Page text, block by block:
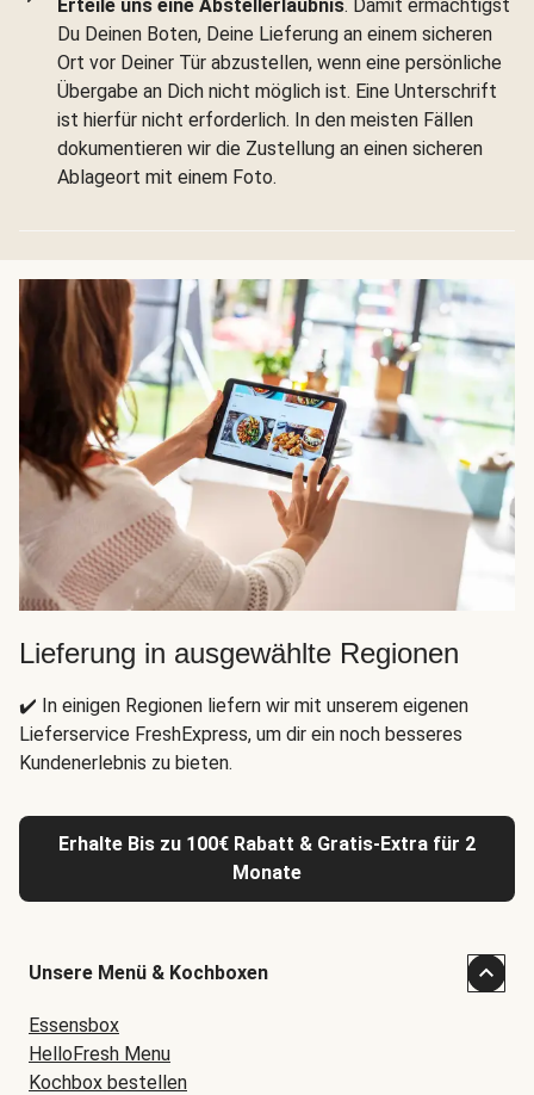
Erteile uns eine Abstellerlaubnis. Damit ermächtigst
Du Deinen Boten, Deine Lieferung an einem sicheren
Ort vor Deiner Tür abzustellen, wenn eine persönliche
Übergabe an Dich nicht möglich ist. Eine Unterschrift
ist hierfür nicht erforderlich. In den meisten Fällen
dokumentieren wir die Zustellung an einen sicheren
Ablageort mit einem Foto.
Lieferung in ausgewählte Regionen
✔️ In einigen Regionen liefern wir mit unserem eigenen
Lieferservice FreshExpress, um dir ein noch besseres
Kundenerlebnis zu bieten.
Erhalte Bis zu 100€ Rabatt & Gratis-Extra für 2
Monate
Unsere Menü & Kochboxen
Essensbox
HelloFresh Menu
Kochbox bestellen